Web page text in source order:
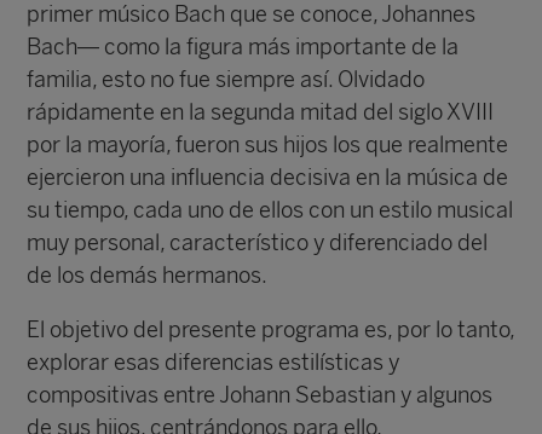
primer músico Bach que se conoce, Johannes
Bach— como la figura más importante de la
familia, esto no fue siempre así. Olvidado
rápidamente en la segunda mitad del siglo XVIII
por la mayoría, fueron sus hijos los que realmente
ejercieron una influencia decisiva en la música de
su tiempo, cada uno de ellos con un estilo musical
muy personal, característico y diferenciado del
de los demás hermanos.
El objetivo del presente programa es, por lo tanto,
explorar esas diferencias estilísticas y
compositivas entre Johann Sebastian y algunos
de sus hijos, centrándonos para ello,